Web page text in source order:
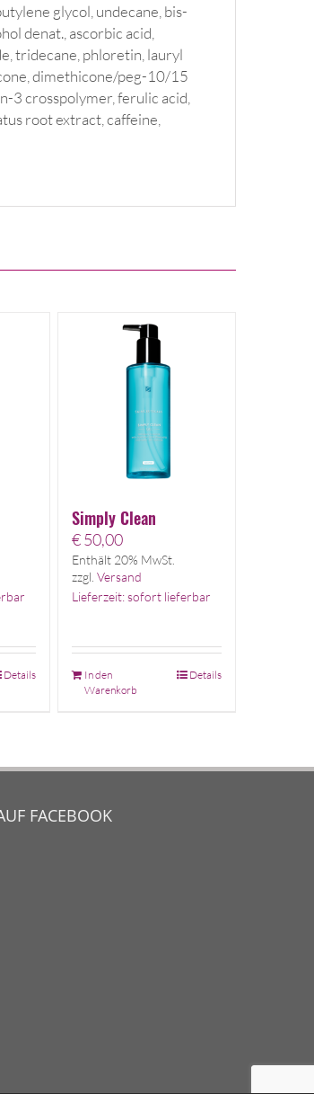
glycol, undecane, bis-
denat., ascorbic acid,
tridecane, phloretin, lauryl
dimethicone/peg-10/15
3 crosspolymer, ferulic acid,
root extract, caffeine,
Details
Simply Clean
€50,00
Enthält 20% MwSt.
zzgl. Versand
Lieferzeit: sofort lieferbar
In den
Warenkorb
Details
FACEBOOK